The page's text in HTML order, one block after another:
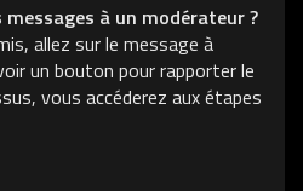
à un modérateur ?
allez sur le message à
un bouton pour rapporter le
vous accéderez aux étapes